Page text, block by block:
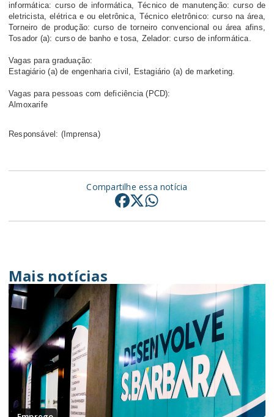
informática: curso de informática, Técnico de manutenção: curso de
eletricista, elétrica e ou eletrônica, Técnico eletrônico: curso na área,
Torneiro de produção: curso de torneiro convencional ou área afins,
Tosador (a): curso de banho e tosa, Zelador: curso de informática.
Vagas para graduação:
Estagiário (a) de engenharia civil, Estagiário (a) de marketing.
Vagas para pessoas com deficiência (PCD):
Almoxarife
Responsável: (Imprensa)
Compartilhe essa notícia
Mais notícias